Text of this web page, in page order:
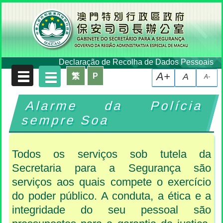
Declaração de Recolha de Dados Pessoais
A-
A
A+
繁 P
Alarme da Polícia
sempre Soa
Todos os serviços sob tutela da
Secretaria para a Segurança são
serviços aos quais compete o exercício
do poder público. A conduta, a ética e a
integridade do seu pessoal são